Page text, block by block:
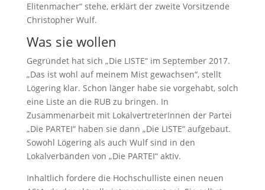
Elitenmacher“ stehe, erklärt der zweite Vorsitzende
Christopher Wulf.
Was sie wollen
Gegründet hat sich „Die LISTE“ im September 2017.
„Das ist wohl auf meinem Mist gewachsen“, stellt
Lögering klar. Schon länger habe sie vorgehabt, solch
eine Liste an die RUB zu bringen. In
Zusammenarbeit mit LokalvertreterInnen der Partei
„Die PARTEI“ haben sie dann „Die LISTE“ aufgebaut.
Sowohl Lögering als auch Wulf sind in den
Lokalverbänden von „Die PARTEI“ aktiv.
Inhaltlich fordere die Hochschulliste einen neuen